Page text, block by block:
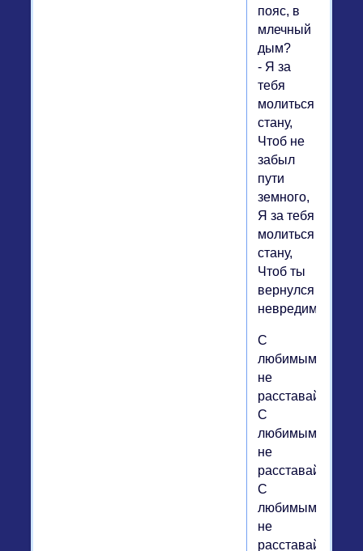
пояс, в
млечный
дым?
- Я за
тебя
молиться
стану,
Чтоб не
забыл
пути
земного,
Я за тебя
молиться
стану,
Чтоб ты
вернулся
невредим.
С
любимыми
не
расставайтесь!
С
любимыми
не
расставайтесь!
С
любимыми
не
расставайтесь!